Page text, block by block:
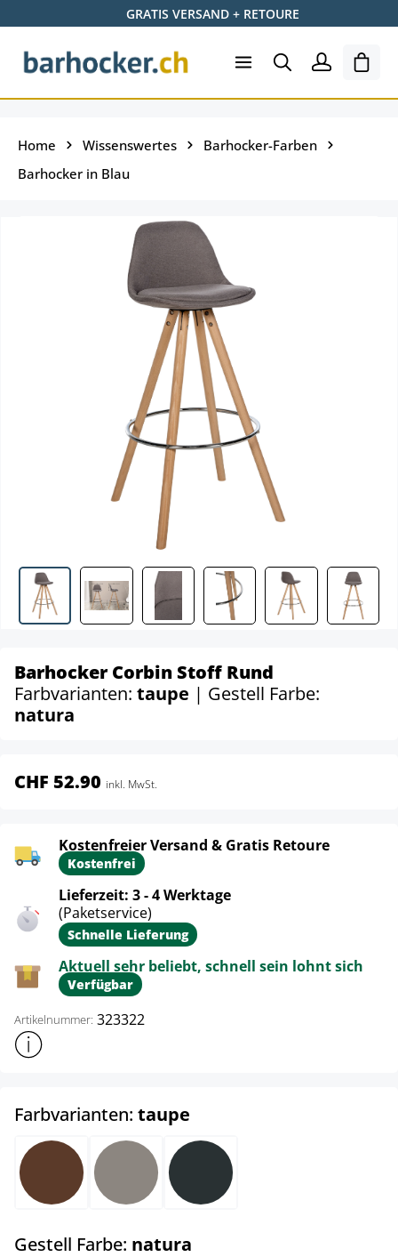
Zum Hauptinhalt springenGRATIS VERSAND + RETOURE
Home Wissenswertes
Barhocker-Farben
Barhocker in Blau
Barhocker Corbin Stoff Rund
Farbvarianten: taupe | Gestell Farbe:
natura
CHF 52.90 inkl. MwSt.
Kostenfreier Versand & Gratis Retoure
Kostenfrei
Lieferzeit: 3 - 4 Werktage
(Paketservice)
Schnelle Lieferung
Aktuell sehr beliebt, schnell sein lohnt sich
Verfügbar
Artikelnummer: 323322
Weitere Produktinformationen anzeigen
Farbvarianten: taupe
braun taupe dunkelgrau
Gestell Farbe: natura